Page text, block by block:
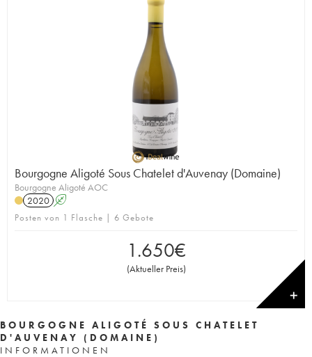
Bourgogne Aligoté Sous Chatelet d'Auvenay (Domaine)
Bourgogne Aligoté AOC
2020 A
Posten von 1 Flasche | 6 Gebote
1.650€
(Aktueller Preis)
✕
BOURGOGNE ALIGOTÉ SOUS CHATELET
D'AUVENAY (DOMAINE)
INFORMATIONEN